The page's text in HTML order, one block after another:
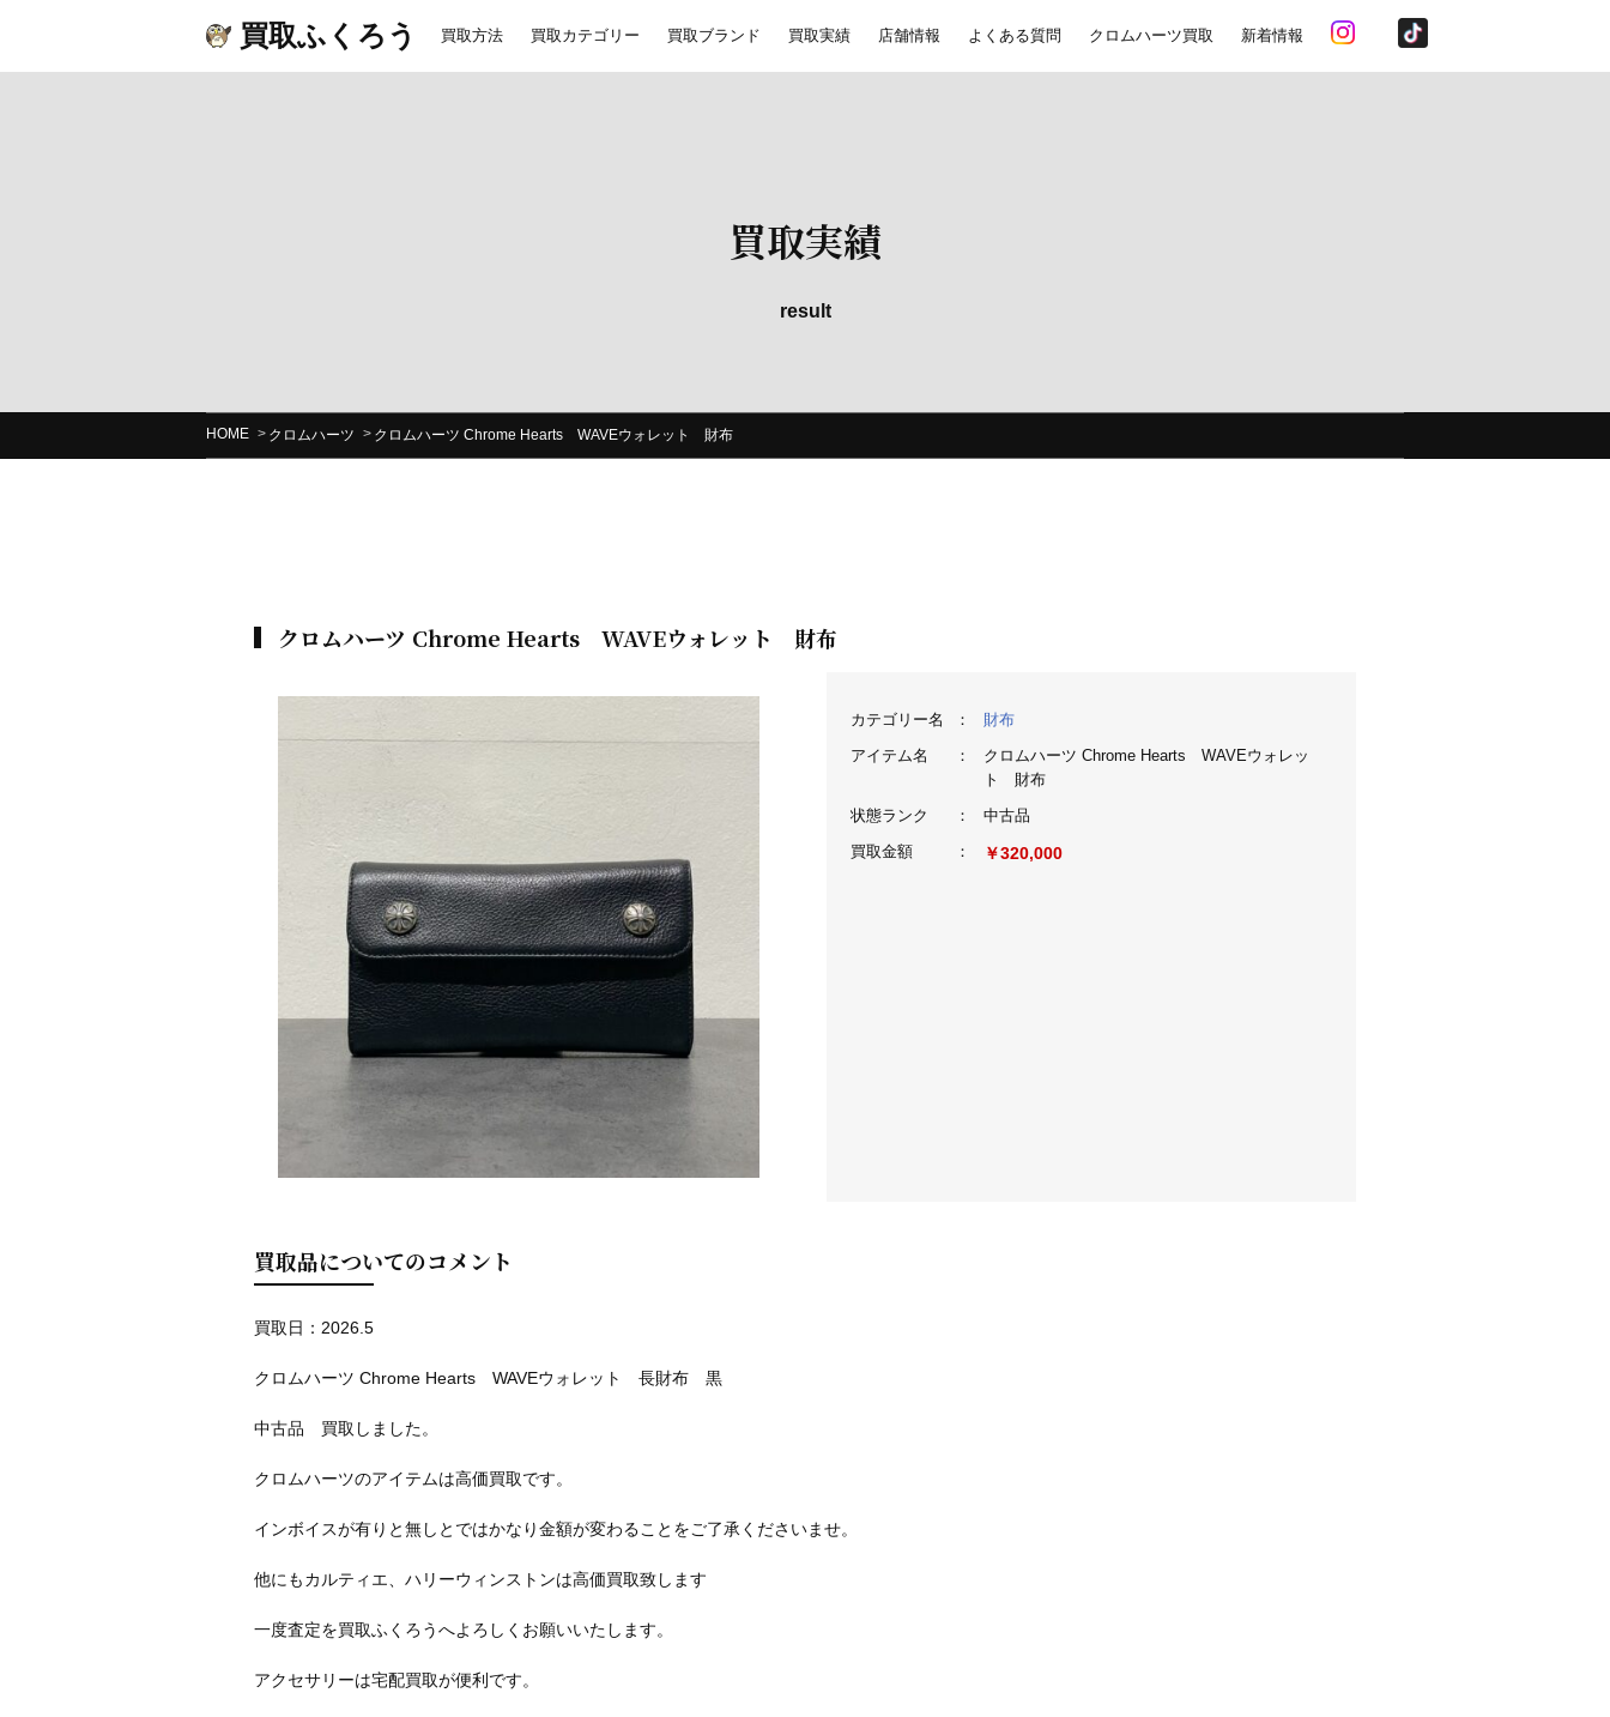
買取ふくろう 買取方法 買取カテゴリー 買取ブランド 買取実績 店舗情報 よくある質問 クロムハーツ買取 新着情報
買取実績
result
HOME クロムハーツ クロムハーツ Chrome Hearts WAVEウォレット 財布
クロムハーツ Chrome Hearts WAVEウォレット 財布
カテゴリー名 ：
財布
アイテム名
：
クロムハーツ Chrome Hearts WAVEウォレッ
ト 財布
状態ランク
：
中古品
買取金額
： ￥320,000
買取品についてのコメント
買取日：2026.5
クロムハーツ Chrome Hearts WAVEウォレット 長財布 黒
中古品 買取しました。
クロムハーツのアイテムは高価買取です。
インボイスが有りと無しとではかなり金額が変わることをご了承くださいませ。
他にもカルティエ、ハリーウィンストンは高価買取致します
一度査定を買取ふくろうへよろしくお願いいたします。
アクセサリーは宅配買取が便利です。